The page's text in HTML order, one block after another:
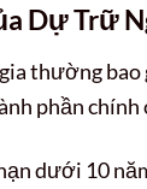
Dự Trữ
thường
phần chính
dưới 10